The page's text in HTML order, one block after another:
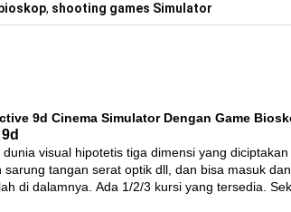
, shooting games Simulator
9d Cinema Simulator Dengan Game
dunia visual hipotetis tiga dimensi yang
tangan serat optik dll, dan bisa masuk
di dalamnya. Ada 1/2/3 kursi yang tersedia.